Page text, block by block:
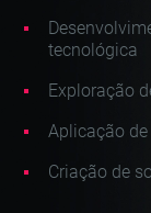
tecnológica
Exploração
Aplicação
Criação de